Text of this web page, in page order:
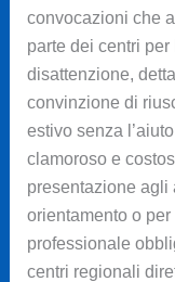
convocazioni che
parte dei centri per
disattenzione,
convinzione di
estivo senza
clamoroso e
presentazione agli
orientamento o
professionale
centri regionali